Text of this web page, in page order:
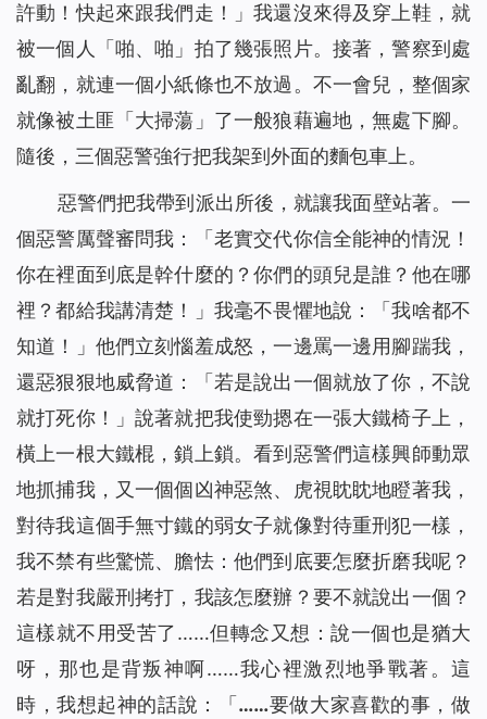
許動！快起來跟我們走！」我還沒來得及穿上鞋，就
被一個人「啪、啪」拍了幾張照片。接著，警察到處
亂翻，就連一個小紙條也不放過。不一會兒，整個家
就像被土匪「大掃蕩」了一般狼藉遍地，無處下腳。
隨後，三個惡警強行把我架到外面的麵包車上。
惡警們把我帶到派出所後，就讓我面壁站著。一
個惡警厲聲審問我：「老實交代你信全能神的情況！
你在裡面到底是幹什麼的？你們的頭兒是誰？他在哪
裡？都給我講清楚！」我毫不畏懼地說：「我啥都不
知道！」他們立刻惱羞成怒，一邊罵一邊用腳踹我，
還惡狠狠地威脅道：「若是說出一個就放了你，不說
就打死你！」說著就把我使勁摁在一張大鐵椅子上，
橫上一根大鐵棍，鎖上鎖。看到惡警們這樣興師動眾
地抓捕我，又一個個凶神惡煞、虎視眈眈地瞪著我，
對待我這個手無寸鐵的弱女子就像對待重刑犯一樣，
我不禁有些驚慌、膽怯：他們到底要怎麼折磨我呢？
若是對我嚴刑拷打，我該怎麼辦？要不就說出一個？
這樣就不用受苦了……但轉念又想：說一個也是猶大
呀，那也是背叛神啊……我心裡激烈地爭戰著。這
時，我想起神的話說：
「……要做大家喜歡的事，做